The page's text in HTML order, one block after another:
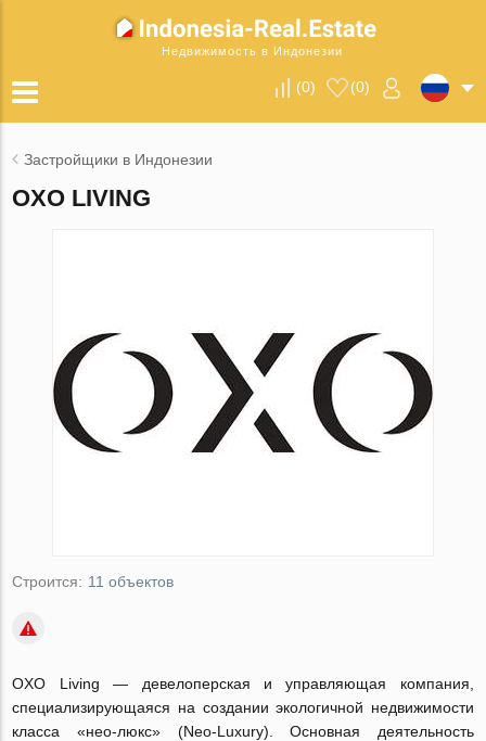
Недвижимость в Индонезии
(0) (0)
Застройщики в Индонезии
OXO LIVING
Строится: 11 объектов
OXO Living — девелоперская и управляющая компания,
специализирующаяся на создании экологичной недвижимости
класса «нео-люкс» (Neo-Luxury). Основная деятельность